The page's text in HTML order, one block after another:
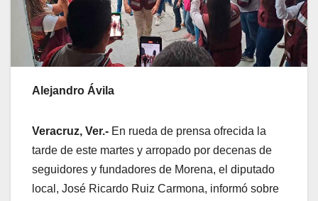
Alejandro Ávila
Veracruz, Ver.- En rueda de prensa ofrecida la
tarde de este martes y arropado por decenas de
seguidores y fundadores de Morena, el diputado
local, José Ricardo Ruiz Carmona, informó sobre